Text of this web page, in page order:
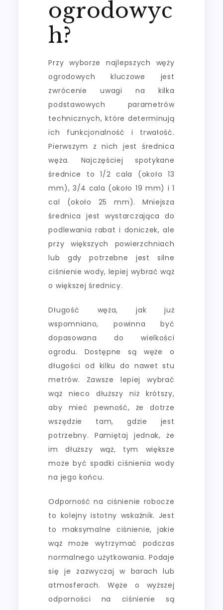
ogrodowyc
h?
Przy wyborze najlepszych węży
ogrodowych kluczowe jest
zwrócenie uwagi na kilka
podstawowych parametrów
technicznych, które determinują
ich funkcjonalność i trwałość.
Pierwszym z nich jest średnica
węża. Najczęściej spotykane
średnice to 1/2 cala (około 13
mm), 3/4 cala (około 19 mm) i 1
cal (około 25 mm). Mniejsza
średnica jest wystarczająca do
podlewania rabat i doniczek, ale
przy większych powierzchniach
lub gdy potrzebne jest silne
ciśnienie wody, lepiej wybrać wąż
o większej średnicy.
Długość węża, jak już
wspomniano, powinna być
dopasowana do wielkości
ogrodu. Dostępne są węże o
długości od kilku do nawet stu
metrów. Zawsze lepiej wybrać
wąż nieco dłuższy niż krótszy,
aby mieć pewność, że dotrze
wszędzie tam, gdzie jest
potrzebny. Pamiętaj jednak, że
im dłuższy wąż, tym większe
może być spadki ciśnienia wody
na jego końcu.
Odporność na ciśnienie robocze
to kolejny istotny wskaźnik. Jest
to maksymalne ciśnienie, jakie
wąż może wytrzymać podczas
normalnego użytkowania. Podaje
się je zazwyczaj w barach lub
atmosferach. Węże o wyższej
odporności na ciśnienie są